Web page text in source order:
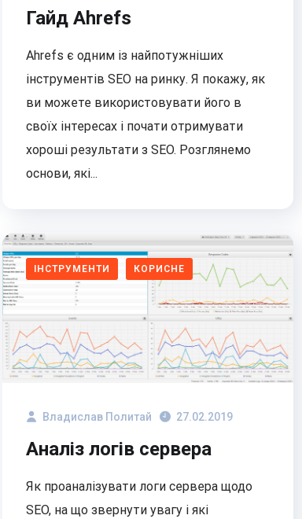
Гайд Ahrefs
Ahrefs є одним із найпотужніших
інструментів SEO на ринку. Я покажу, як
ви можете використовувати його в
своїх інтересах і почати отримувати
хороші результати з SEO. Розглянемо
основи, які...
ІНСТРУМЕНТИ КОРИСНЕ
Владислав Политай 27.02.2019
Аналіз логів сервера
Як проаналізувати логи сервера щодо
SEO, на що звернути увагу і які